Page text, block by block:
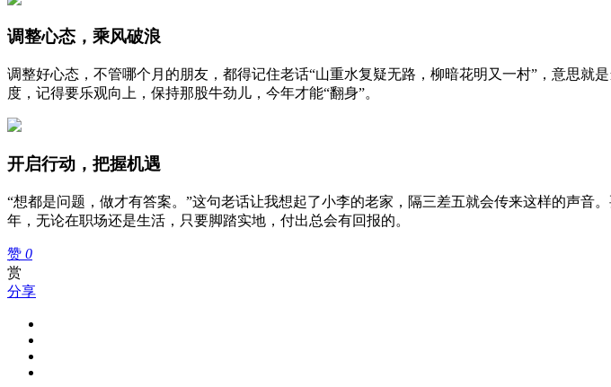
调整心态，乘风破浪
调整好心态，不管哪个月的朋友，都得记住老话“山重水复疑无路，柳暗花明又一村”，意思
度，记得要乐观向上，保持那股牛劲儿，今年才能“翻身”。
开启行动，把握机遇
“想都是问题，做才有答案。”这句老话让我想起了小李的老家，隔三差五就会传来这样的声
年，无论在职场还是生活，只要脚踏实地，付出总会有回报的。
赞 0
赏
分享